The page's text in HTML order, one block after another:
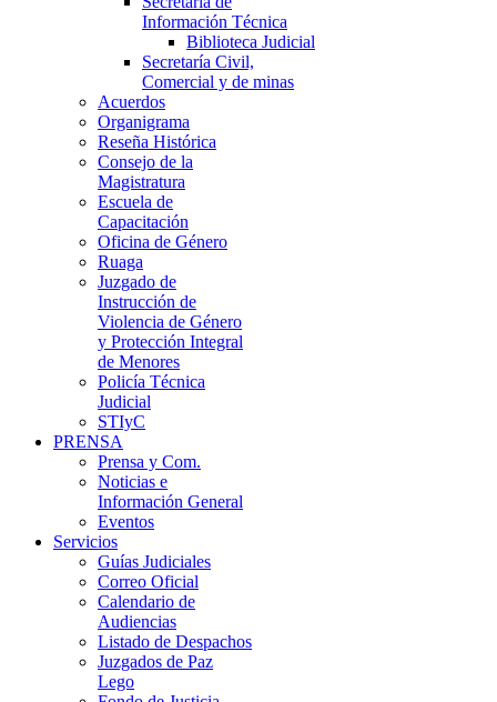
Información Técnica
Biblioteca Judicial
Secretaría Civil,
Comercial y de minas
Acuerdos
Organigrama
Reseña Histórica
Consejo de la
Magistratura
Escuela de
Capacitación
Oficina de Género
Ruaga
Juzgado de
Instrucción de
Violencia de Género
y Protección Integral
de Menores
Policía Técnica
Judicial
STIyC
PRENSA
Prensa y Com.
Noticias e
Información General
Eventos
Servicios
Guías Judiciales
Correo Oficial
Calendario de
Audiencias
Listado de Despachos
Juzgados de Paz
Lego